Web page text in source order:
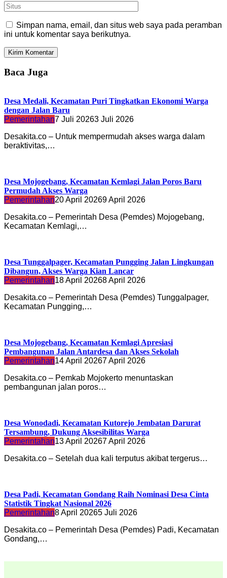
Simpan nama, email, dan situs web saya pada peramban
ini untuk komentar saya berikutnya.
Baca Juga
Desa Medali, Kecamatan Puri Tingkatkan Ekonomi Warga
dengan Jalan Baru
Pemerintahan7 Juli 20263 Juli 2026
Desakita.co – Untuk mempermudah akses warga dalam
beraktivitas,…
Desa Mojogebang, Kecamatan Kemlagi Jalan Poros Baru
Permudah Akses Warga
Pemerintahan20 April 20269 April 2026
Desakita.co – Pemerintah Desa (Pemdes) Mojogebang,
Kecamatan Kemlagi,…
Desa Tunggalpager, Kecamatan Pungging Jalan Lingkungan
Dibangun, Akses Warga Kian Lancar
Pemerintahan18 April 20268 April 2026
Desakita.co – Pemerintah Desa (Pemdes) Tunggalpager,
Kecamatan Pungging,…
Desa Mojogebang, Kecamatan Kemlagi Apresiasi
Pembangunan Jalan Antardesa dan Akses Sekolah
Pemerintahan14 April 20267 April 2026
Desakita.co – Pemkab Mojokerto menuntaskan
pembangunan jalan poros…
Desa Wonodadi, Kecamatan Kutorejo Jembatan Darurat
Tersambung, Dukung Aksesibilitas Warga
Pemerintahan13 April 20267 April 2026
Desakita.co – Setelah dua kali terputus akibat tergerus…
Desa Padi, Kecamatan Gondang Raih Nominasi Desa Cinta
Statistik Tingkat Nasional 2026
Pemerintahan8 April 20265 Juli 2026
Desakita.co – Pemerintah Desa (Pemdes) Padi, Kecamatan
Gondang,…